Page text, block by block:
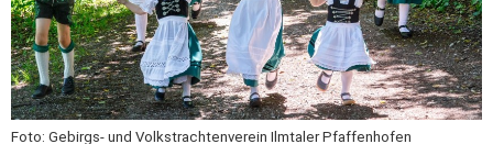
Foto: Gebirgs- und Volkstrachtenverein Ilmtaler Pfaffenhofen